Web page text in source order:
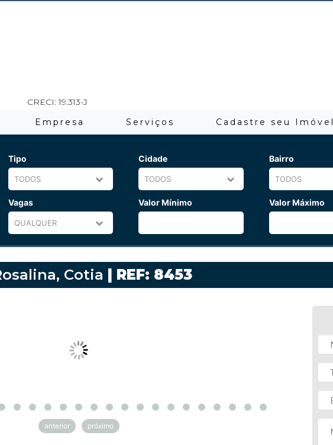
CRECI: 19.313-J
Empresa Serviços Cadastre seu Imóvel
Tipo Cidade Bairro
Vagas Valor Mínimo Valor Máximo
Cotia | REF: 8453
anterior próximo